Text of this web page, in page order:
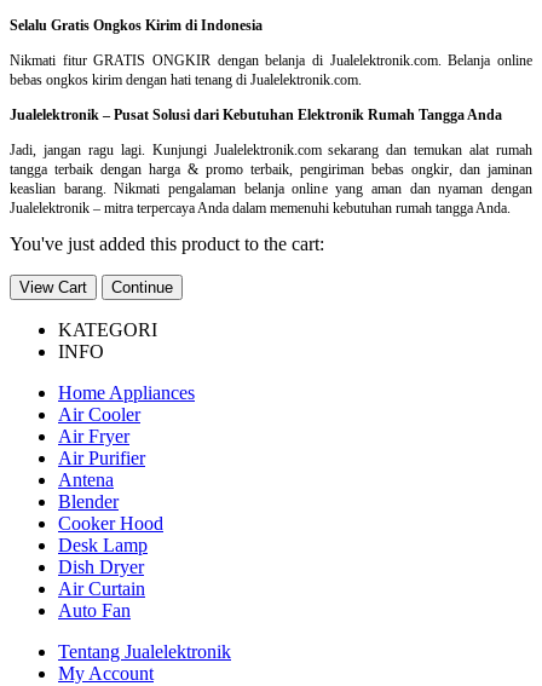
Selalu Gratis Ongkos Kirim di Indonesia
Nikmati fitur GRATIS ONGKIR dengan belanja di Jualelektronik.com. Belanja online
bebas ongkos kirim dengan hati tenang di Jualelektronik.com.
Jualelektronik – Pusat Solusi dari Kebutuhan Elektronik Rumah Tangga Anda
Jadi, jangan ragu lagi. Kunjungi Jualelektronik.com sekarang dan temukan alat rumah
tangga terbaik dengan harga & promo terbaik, pengiriman bebas ongkir, dan jaminan
keaslian barang. Nikmati pengalaman belanja online yang aman dan nyaman dengan
Jualelektronik – mitra terpercaya Anda dalam memenuhi kebutuhan rumah tangga Anda.
You've just added this product to the cart:
View Cart Continue
KATEGORI
INFO
Home Appliances
Air Cooler
Air Fryer
Air Purifier
Antena
Blender
Cooker Hood
Desk Lamp
Dish Dryer
Air Curtain
Auto Fan
Tentang Jualelektronik
My Account